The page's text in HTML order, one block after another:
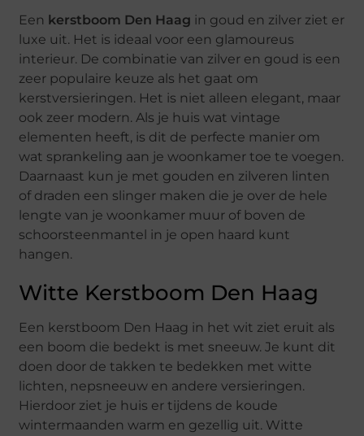
Een kerstboom Den Haag in goud en zilver ziet er
luxe uit. Het is ideaal voor een glamoureus
interieur. De combinatie van zilver en goud is een
zeer populaire keuze als het gaat om
kerstversieringen. Het is niet alleen elegant, maar
ook zeer modern. Als je huis wat vintage
elementen heeft, is dit de perfecte manier om
wat sprankeling aan je woonkamer toe te voegen.
Daarnaast kun je met gouden en zilveren linten
of draden een slinger maken die je over de hele
lengte van je woonkamer muur of boven de
schoorsteenmantel in je open haard kunt
hangen.
Witte Kerstboom Den Haag
Een kerstboom Den Haag in het wit ziet eruit als
een boom die bedekt is met sneeuw. Je kunt dit
doen door de takken te bedekken met witte
lichten, nepsneeuw en andere versieringen.
Hierdoor ziet je huis er tijdens de koude
wintermaanden warm en gezellig uit. Witte